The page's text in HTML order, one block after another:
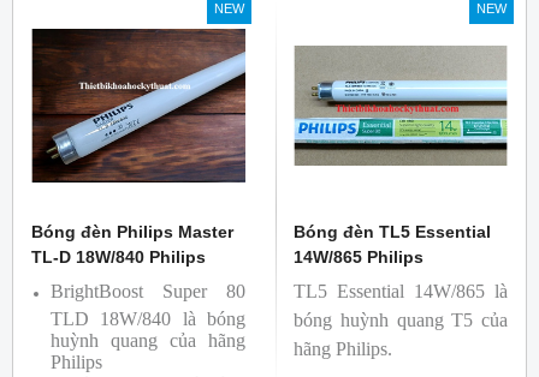
Sản phẩm được sản xuất
bởi hãng Philips, xuất xứ
Ba lan
Sản phẩm được sản xuất
NEW
Bóng đèn Philips Master
TL-D 18W/840 Philips
BrightBoost Super 80
TLD 18W/840 là bóng
huỳnh quang của hãng
Philips
NEW
Bóng đèn TL5 Essential
14W/865 Philips
TL5 Essential 14W/865 là
bóng huỳnh quang T5 của
hãng Philips.